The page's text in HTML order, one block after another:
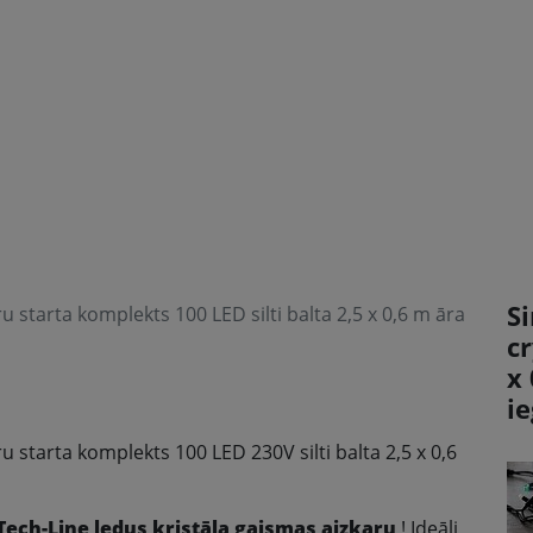
starta komplekts 100 LED silti balta 2,5 x 0,6 m āra
starta komplekts 100 LED 230V silti balta 2,5 x 0,6
x